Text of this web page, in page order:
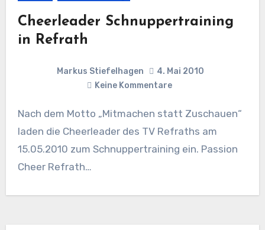
Cheerleader Schnuppertraining
in Refrath
Markus Stiefelhagen
4. Mai 2010
Keine Kommentare
Nach dem Motto „Mitmachen statt Zuschauen“
laden die Cheerleader des TV Refraths am
15.05.2010 zum Schnuppertraining ein. Passion
Cheer Refrath…